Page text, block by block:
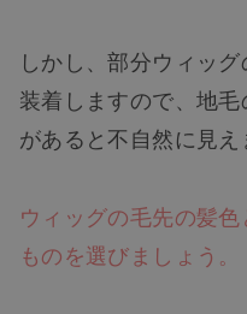
しかし、部分ウィッ
装着しますので、地
があると不自然に見え
ウィッグの毛先の髪
ものを選びましょう。